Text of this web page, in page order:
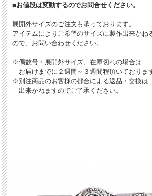
■お値段は変動するのでお問合せください。
展開外サイズのご注文も承っております。
アイテムによりご希望のサイズに製作出来かね
ので、お問い合わせください。
※偶数号・展開外サイズ、在庫切れの場合は
お届けまでに２週間～３週間程頂いております
※別注商品のお客様の都合による返品・交換は
出来かねますのでご了承ください。